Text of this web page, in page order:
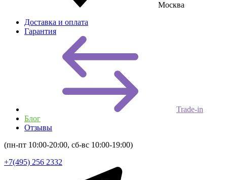
Москва
Доставка и оплата
Гарантия
Trade-in
Блог
Отзывы
(пн-пт 10:00-20:00, сб-вс 10:00-19:00)
+7(495) 256 2332